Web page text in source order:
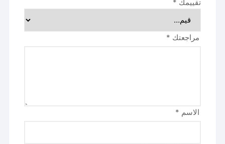
تقييمك *
مراجعتك *
الاسم *